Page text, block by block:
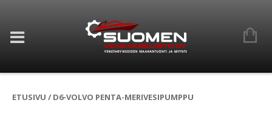
ETUSIVU / D6-VOLVO PENTA-MERIVESIPUMPPU